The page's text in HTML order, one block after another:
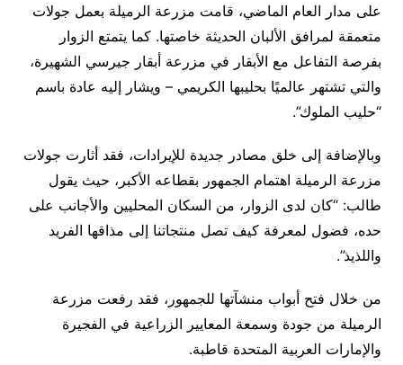
على مدار العام الماضي، قامت مزرعة الرميلة بعمل جولات
متعمقة لمرافق الألبان الحديثة خاصتها. كما يتمتع الزوار
بفرصة التفاعل مع الأبقار في مزرعة أبقار جيرسي الشهيرة،
والتي تشتهر عالميًا بحليبها الكريمي – ويشار إليه عادة باسم
“حليب الملوك”.
وبالإضافة إلى خلق مصادر جديدة للإيرادات، فقد أثارت جولات
مزرعة الرميلة اهتمام الجمهور بقطاعه الأكبر، حيث يقول
طالب: “كان لدى الزوار، من السكان المحليين والأجانب على
حده، فضول لمعرفة كيف تصل منتجاتنا إلى مذاقها الفريد
واللذيذ”.
من خلال فتح أبواب منشآتها للجمهور، فقد رفعت مزرعة
الرميلة من جودة وسمعة المعايير الزراعية في الفجيرة
والإمارات العربية المتحدة قاطبة.